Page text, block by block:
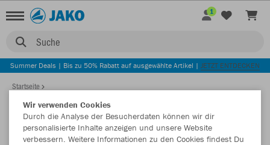
Suche
1
Summer Deals | Bis zu 50% Rabatt auf ausgewählte Artikel | JETZT ENTDECKEN
Startseite
Wir verwenden Cookies
Durch die Analyse der Besucherdaten können wir dir
personalisierte Inhalte anzeigen und unsere Website
verbessern. Weitere Informationen zu den Cookies findest Du